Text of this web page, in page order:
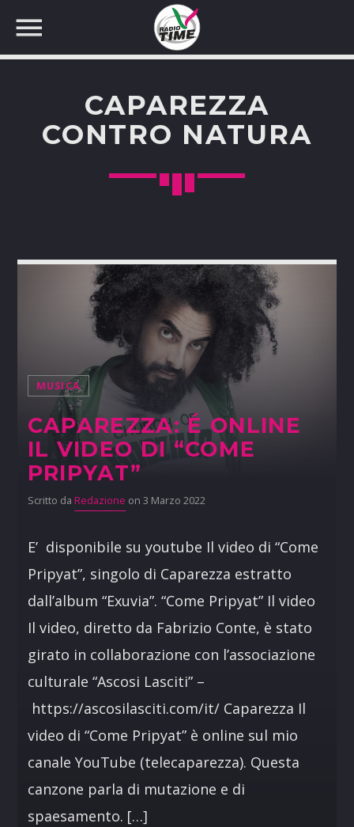
CERCA NEL SITO WEB:
CAPAREZZA
CONTRO NATURA
MUSICA
CAPAREZZA: É ONLINE
IL VIDEO DI “COME
PRIPYAT”
Scritto da Redazione on 3 Marzo 2022
E’ disponibile su youtube Il video di “Come
Pripyat”, singolo di Caparezza estratto
dall’album “Exuvia”. “Come Pripyat” Il video
Il video, diretto da Fabrizio Conte, è stato
girato in collaborazione con l’associazione
culturale “Ascosi Lasciti” –
https://ascosilasciti.com/it/ Caparezza Il
video di “Come Pripyat” è online sul mio
canale YouTube (telecaparezza). Questa
canzone parla di mutazione e di
spaesamento. […]